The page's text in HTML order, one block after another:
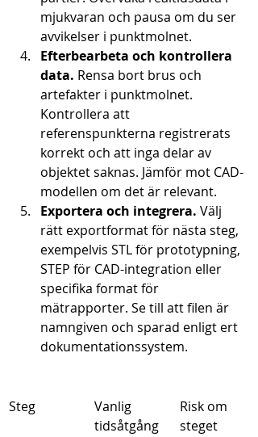
mjukvaran och pausa om du ser
avvikelser i punktmolnet.
Efterbearbeta och kontrollera
data. Rensa bort brus och
artefakter i punktmolnet.
Kontrollera att
referenspunkterna registrerats
korrekt och att inga delar av
objektet saknas. Jämför mot CAD-
modellen om det är relevant.
Exportera och integrera. Välj
rätt exportformat för nästa steg,
exempelvis STL för prototypning,
STEP för CAD-integration eller
specifika format för
mätrapporter. Se till att filen är
namngiven och sparad enligt ert
dokumentationssystem.
Steg
Vanlig
tidsåtgång
Risk om
steget